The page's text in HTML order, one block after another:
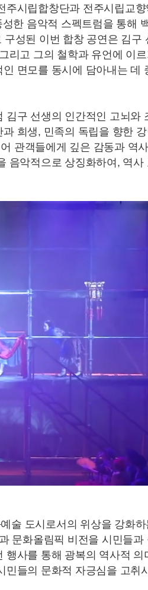
주시립합창단과 전주시립교
한 음악적 스펙트럼을 통해
성된 이번 합창 공연은 김구
리고 그의 철학과 유언에 이
면모를 동시에 담아내는 데
김구 선생의 인간적인 고뇌와
희생, 민족의 독립을 향한
관객들에게 깊은 감동과 역
음악적으로 상징화하여, 역사
술 도시로서의 위상을 강화
문화올림픽 비전을 시민들과
사를 통해 광복의 역사적 의
민들의 문화적 자긍심을 고취